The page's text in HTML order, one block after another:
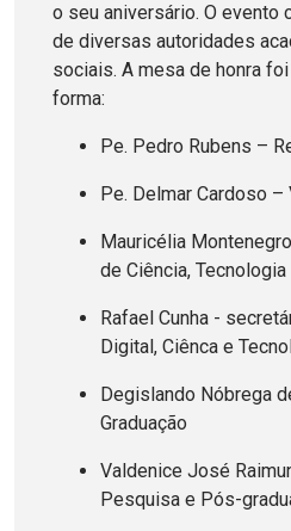
o seu aniversário. O evento
de diversas autoridades
sociais. A mesa de honra
forma:
Pe. Pedro Rubens –
Pe. Delmar Cardoso
Mauricélia
de Ciência, Tecnologia
Rafael Cunha -
Digital, Ciênca e
Degislando Nóbrega
Graduação
Valdenice José
Pesquisa e Pós-